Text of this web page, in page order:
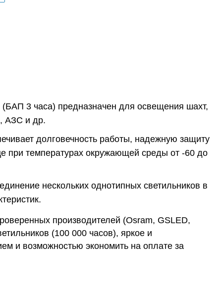
3 часа) предназначен для освещения шахт,
АЗС и др.
долговечность работы, надежную защиту
при температурах окружающей среды от -60 до
нескольких однотипных светильников в
производителей (Osram, GSLED,
(100 000 часов), яркое и
и возможностью экономить на оплате за